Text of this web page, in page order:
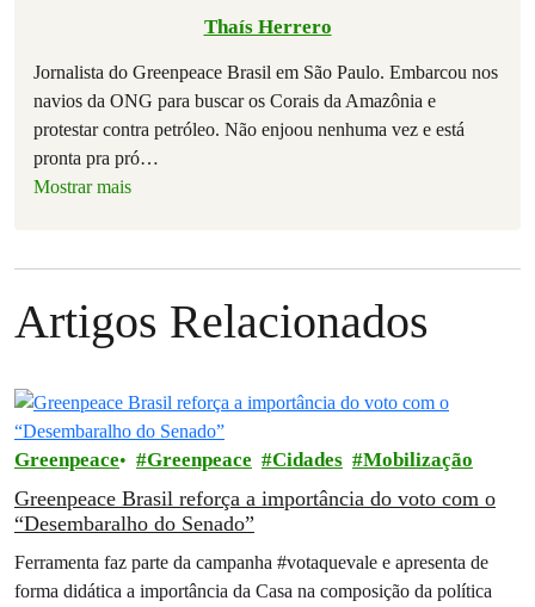
Thaís Herrero
Jornalista do Greenpeace Brasil em São Paulo. Embarcou nos
navios da ONG para buscar os Corais da Amazônia e
protestar contra petróleo. Não enjoou nenhuma vez e está
pronta pra pró…
Mostrar mais
Artigos Relacionados
Greenpeace Greenpeace Cidades Mobilização
Greenpeace Brasil reforça a importância do voto com o
“Desembaralho do Senado”
Ferramenta faz parte da campanha #votaquevale e apresenta de
forma didática a importância da Casa na composição da política